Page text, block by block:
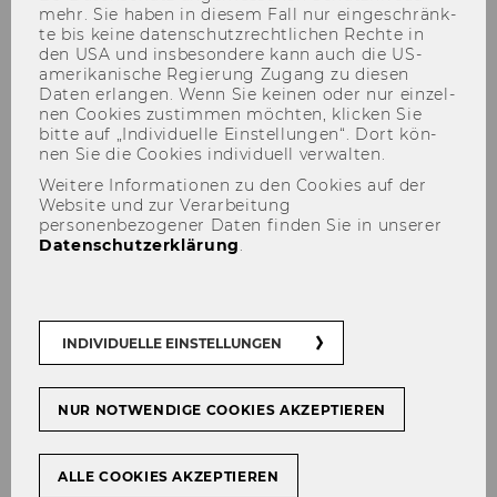
Hannah Waltl
mehr. Sie haben in die­sem Fall nur ein­ge­schränk­
te bis keine da­ten­schutz­recht­li­chen Rech­te in
den USA und ins­be­son­de­re kann auch die US-​
amerikanische Re­gie­rung Zu­gang zu die­sen
Daten er­lan­gen. Wenn Sie kei­nen oder nur ein­zel­
nen Coo­kies zu­stim­men möch­ten, kli­cken Sie
bitte auf „In­di­vi­du­el­le Ein­stel­lun­gen“. Dort kön­
nen Sie die Coo­kies in­di­vi­du­ell ver­wal­ten.
Weitere Informationen zu den Cookies auf der
Website und zur Verarbeitung
personenbezogener Daten finden Sie in unserer
Datenschutzerklärung.
INDIVIDUELLE EINSTELLUNGEN
NUR NOTWENDIGE COOKIES AKZEPTIEREN
ALLE COOKIES AKZEPTIEREN